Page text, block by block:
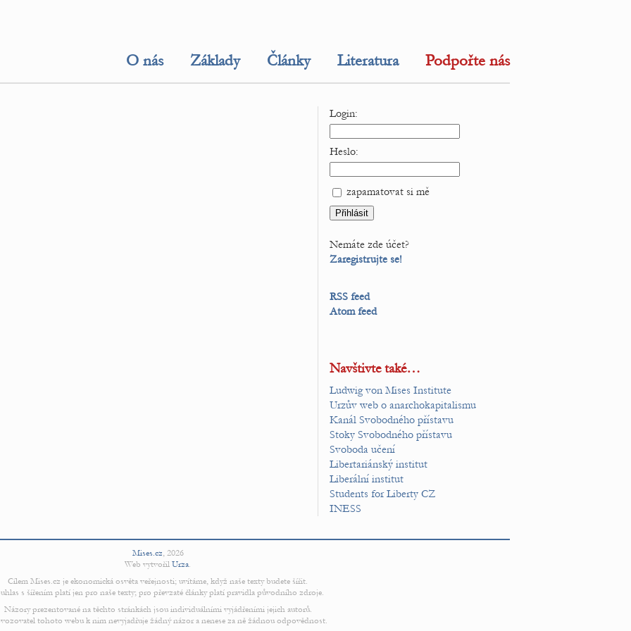
O nás Základy Články Literatura Podpořte nás
Login:
Heslo:
zapamatovat si mě
Nemáte zde účet?
Zaregistrujte se!
RSS feed
Atom feed
Navštivte také…
Ludwig von Mises Institute
Urzův web o anarchokapitalismu
Kanál Svobodného přístavu
Stoky Svobodného přístavu
Svoboda učení
Libertariánský institut
Liberální institut
Students for Liberty CZ
INESS
Mises.cz, 2026
Web vytvořil Urza.
Cílem Mises.cz je ekonomická osvěta veřejnosti; uvítáme, když naše texty budete šířit.
s šířením platí jen pro naše texty; pro převzaté články platí pravidla původního zdroje.
Názory prezentované na těchto stránkách jsou individuálními vyjádřeními jejich autorů.
tohoto webu k nim nevyjadřuje žádný názor a nenese za ně žádnou odpovědnost.